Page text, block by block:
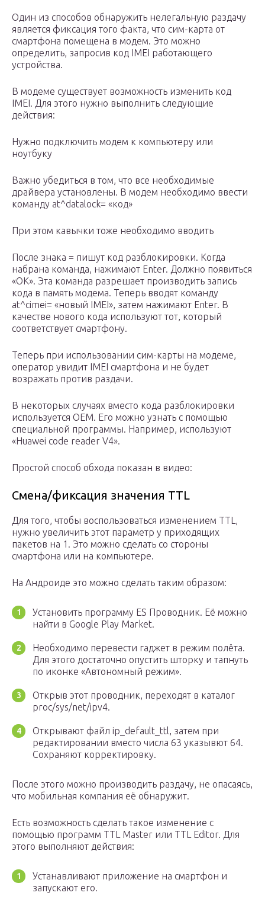
Один из способов обнаружить нелегальную раздачу
является фиксация того факта, что сим-карта от
смартфона помещена в модем. Это можно
определить, запросив код IMEI работающего
устройства.
В модеме существует возможность изменить код
IMEI. Для этого нужно выполнить следующие
действия:
Нужно подключить модем к компьютеру или
ноутбуку
Важно убедиться в том, что все необходимые
драйвера установлены. В модем необходимо ввести
команду at^datalock= «код»
При этом кавычки тоже необходимо вводить
После знака = пишут код разблокировки. Когда
набрана команда, нажимают Enter. Должно появиться
«ОК». Эта команда разрешает производить запись
кода в память модема. Теперь вводят команду
at^cimei= «новый IMEI», затем нажимают Enter. В
качестве нового кода используют тот, который
соответствует смартфону.
Теперь при использовании сим-карты на модеме,
оператор увидит IMEI смартфона и не будет
возражать против раздачи.
В некоторых случаях вместо кода разблокировки
используется OEM. Его можно узнать с помощью
специальной программы. Например, используют
«Huawei code reader V4».
Простой способ обхода показан в видео:
Смена/фиксация значения TTL
Для того, чтобы воспользоваться изменением TTL,
нужно увеличить этот параметр у приходящих
пакетов на 1. Это можно сделать со стороны
смартфона или на компьютере.
На Андроиде это можно сделать таким образом:
Установить программу ES Проводник. Её можно
найти в Google Play Market.
Необходимо перевести гаджет в режим полёта.
Для этого достаточно опустить шторку и тапнуть
по иконке «Автономный режим».
Открыв этот проводник, переходят в каталог
proc/sys/net/ipv4.
Открывают файл ip_default_ttl, затем при
редактировании вместо числа 63 указывют 64.
Сохраняют корректировку.
После этого можно производить раздачу, не опасаясь,
что мобильная компания её обнаружит.
Есть возможность сделать такое изменение с
помощью программ TTL Master или TTL Editor. Для
этого выполняют действия:
Устанавливают приложение на смартфон и
запускают его.